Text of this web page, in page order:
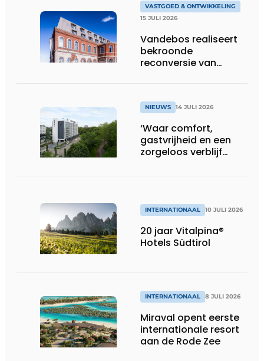
VASTGOED & ONTWIKKELING
15 JULI 2026
Vandebos realiseert
bekroonde
reconversie van
NIEUWS 14 JULI 2026
‘Waar comfort,
gastvrijheid en een
zorgeloos verblijf
INTERNATIONAAL 10 JULI 2026
20 jaar Vitalpina®
Hotels Südtirol
INTERNATIONAAL 8 JULI 2026
Miraval opent eerste
internationale resort
aan de Rode Zee